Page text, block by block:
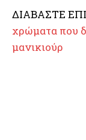
ΔΙΑΒΑΣΤΕ
χρώματα που
μανικιούρ